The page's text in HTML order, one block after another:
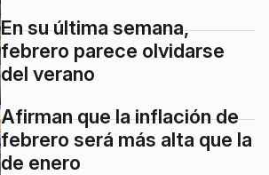
En su última semana,
febrero parece olvidarse
del verano
Afirman que la inflación de
febrero será más alta que la
de enero